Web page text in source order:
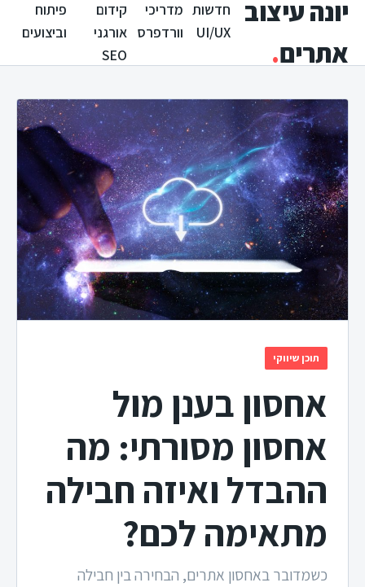
יונה עיצוב
אתרים.
חדשות
UI/UX
מדריכי
וורדפרס
קידום
אורגני
SEO
פיתוח
וביצועים
תוכן שיווקי
אחסון בענן מול
אחסון מסורתי: מה
ההבדל ואיזה חבילה
מתאימה לכם?
כשמדובר באחסון אתרים, הבחירה בין חבילה